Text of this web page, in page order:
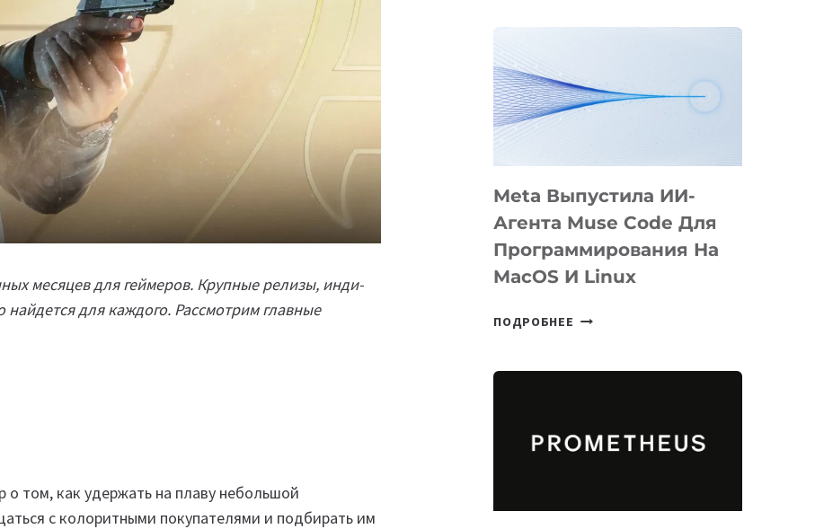
месяцев для геймеров. Крупные релизы, инди-
для каждого. Рассмотрим главные
том, как удержать на плаву небольшой
с колоритными покупателями и подбирать им
BÖRÜ
НА
Meta Выпустила ИИ-
Агента Muse Code Для
Программирования На
MacOS И Linux
ПОДРОБНЕЕ META
ДЛЯ